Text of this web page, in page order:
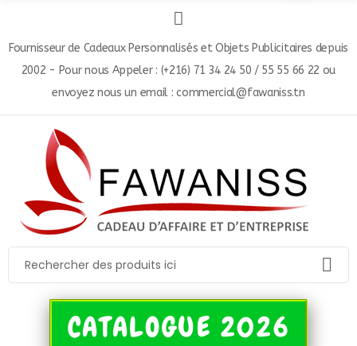
Fournisseur de Cadeaux Personnalisés et Objets Publicitaires depuis
2002 - Pour nous Appeler : (+216) 71 34 24 50 / 55 55 66 22 ou
envoyez nous un email : commercial@fawaniss.tn
CATALOGUE 2026